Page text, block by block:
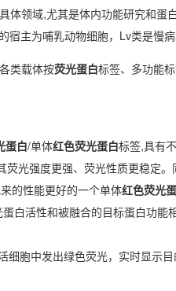
领域,尤其是体内功能研究和蛋
主为哺乳动物细胞，Lv类是慢
类载体按荧光蛋白标签、多功能
蛋白/单体红色荧光蛋白标签,具有
光强度更强、荧光性质更稳定
的性能更好的一个单体红色荧光
白活性和被融合的目标蛋白功能
细胞中发出绿色荧光，实时显示